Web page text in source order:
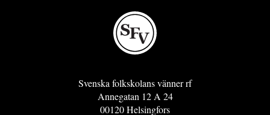
Svenska folkskolans vänner rf
Annegatan 12 A 24
00120 Helsingfors